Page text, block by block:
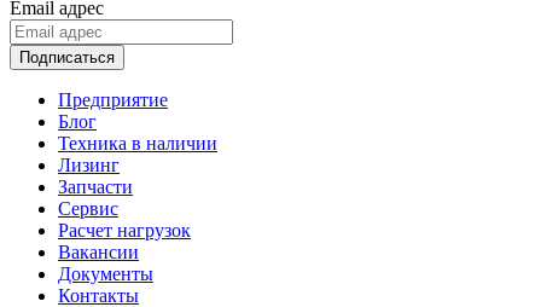
Email адрес
Подписаться
Предприятие
Блог
Техника в наличии
Лизинг
Запчасти
Сервис
Расчет нагрузок
Вакансии
Документы
Контакты